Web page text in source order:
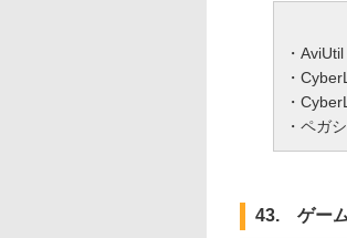
・
・
・
・ペガ
43. ゲー